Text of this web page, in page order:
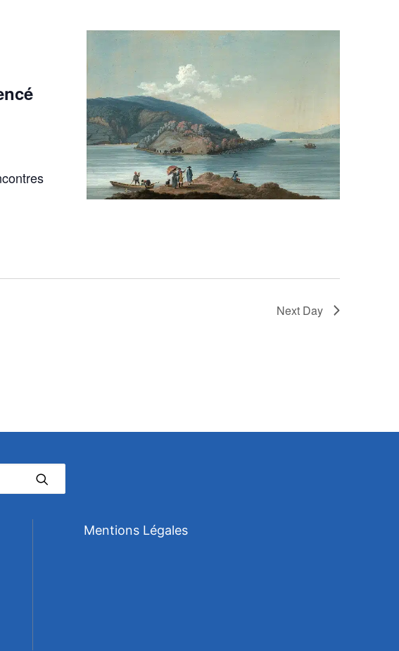
Next Day
Mentions Légales